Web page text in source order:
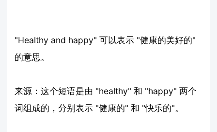
"Healthy and happy" 可以表示 "健康的美好的"
的意思。
来源：这个短语是由 "healthy" 和 "happy" 两个
词组成的，分别表示 "健康的" 和 "快乐的"。